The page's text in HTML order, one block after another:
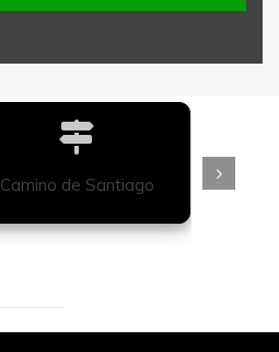
Camino de Santiago